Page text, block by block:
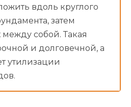
вдоль круглого
затем
собой. Такая
и долговечной, а
утилизации